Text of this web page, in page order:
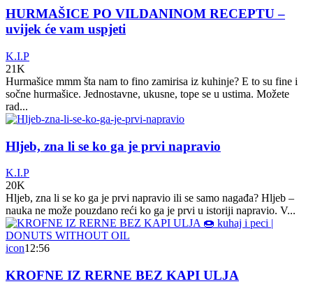
HURMAŠICE PO VILDANINOM RECEPTU –
uvijek će vam uspjeti
K.I.P
21K
Hurmašice mmm šta nam to fino zamirisa iz kuhinje? E to su fine i
sočne hurmašice. Jednostavne, ukusne, tope se u ustima. Možete
rad...
Hljeb, zna li se ko ga je prvi napravio
K.I.P
20K
Hljeb, zna li se ko ga je prvi napravio ili se samo nagađa? Hljeb –
nauka ne može pouzdano reći ko ga je prvi u istoriji napravio. V...
icon12:56
KROFNE IZ RERNE BEZ KAPI ULJA